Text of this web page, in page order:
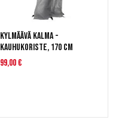
Kylmäävä kalma -
kauhukoriste, 170 cm
99,00 €